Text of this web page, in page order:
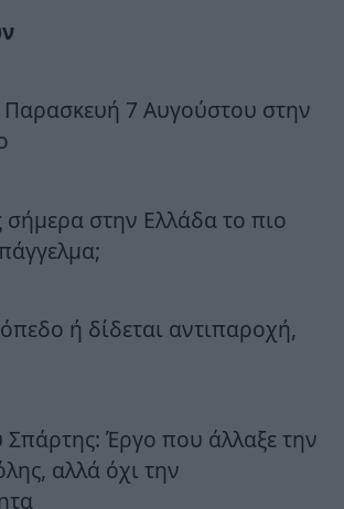
Παρασκευή 7 Αυγούστου στην
σήμερα στην Ελλάδα το πιο
ή δίδεται αντιπαροχή,
Σπάρτης: Έργο που άλλαξε την
αλλά όχι την